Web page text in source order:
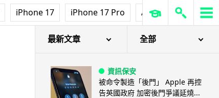
iPhone 17 iPhone 17 Pro AirPods Pro 3
最新文章 全部
資訊保安
被命令製造「後門」 Apple 再控
告英國政府 加密後門爭議延燒...